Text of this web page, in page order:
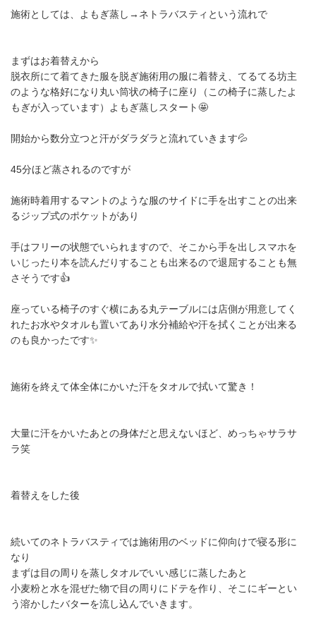
施術としては、よもぎ蒸し→ネトラバスティという流れで
まずはお着替えから
脱衣所にて着てきた服を脱ぎ施術用の服に着替え、てるてる坊主
のような格好になり丸い筒状の椅子に座り（この椅子に蒸したよ
もぎが入っています）よもぎ蒸しスタート🤩
開始から数分立つと汗がダラダラと流れていきます‪‪💦‬
45分ほど蒸されるのですが
施術時着用するマントのような服のサイドに手を出すことの出来
るジップ式のポケットがあり
手はフリーの状態でいられますので、そこから手を出しスマホを
いじったり本を読んだりすることも出来るので退屈することも無
さそうです👍
座っている椅子のすぐ横にある丸テーブルには店側が用意してく
れたお水やタオルも置いてあり水分補給や汗を拭くことが出来る
のも良かったです✨
施術を終えて体全体にかいた汗をタオルで拭いて驚き！
大量に汗をかいたあとの身体だと思えないほど、めっちゃサラサ
ラ笑
着替えをした後
続いてのネトラバスティでは施術用のベッドに仰向けで寝る形に
なり
まずは目の周りを蒸しタオルでいい感じに蒸したあと
小麦粉と水を混ぜた物で目の周りにドテを作り、そこにギーとい
う溶かしたバターを流し込んでいきます。